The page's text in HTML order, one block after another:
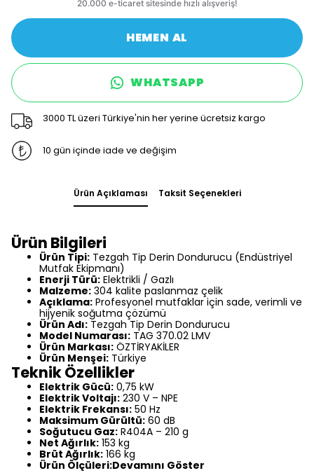
HEMEN AL
WHATSAPP
3000 TL üzeri Türkiye'nin her yerine ücretsiz kargo
10 gün içinde iade ve değişim
Ürün Açıklaması Taksit Seçenekleri
Ürün Bilgileri
Ürün Tipi: Tezgah Tip Derin Dondurucu (Endüstriyel
Mutfak Ekipmanı)
Enerji Türü: Elektrikli / Gazlı
Malzeme: 304 kalite paslanmaz çelik
Açıklama: Profesyonel mutfaklar için sade, verimli ve
hijyenik soğutma çözümü
Ürün Adı: Tezgah Tip Derin Dondurucu
Model Numarası: TAG 370.02 LMV
Ürün Markası: ÖZTİRYAKİLER
Ürün Menşei: Türkiye
Teknik Özellikler
Elektrik Gücü: 0,75 kW
Elektrik Voltajı: 230 V – NPE
Elektrik Frekansı: 50 Hz
Maksimum Gürültü: 60 dB
Soğutucu Gaz: R404A – 210 g
Net Ağırlık: 153 kg
Brüt Ağırlık: 166 kg
Ürün Ölçüleri:Devamını Göster